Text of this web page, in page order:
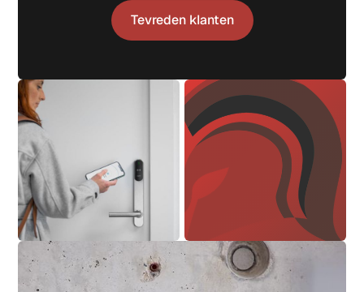
Tevreden klanten
Tevreden klanten